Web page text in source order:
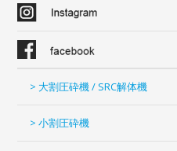
> 大割圧砕機 / SRC解体機
> 小割圧砕機